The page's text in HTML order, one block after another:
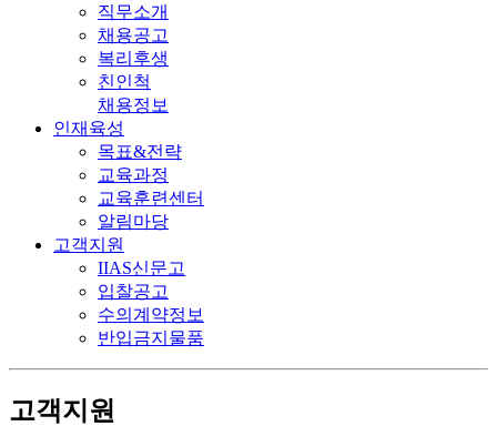
직무소개
채용공고
복리후생
친인척
채용정보
인재육성
목표&전략
교육과정
교육훈련센터
알림마당
고객지원
IIAS신문고
입찰공고
수의계약정보
반입금지물품
고객지원